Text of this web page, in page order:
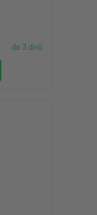
do 3 dnů